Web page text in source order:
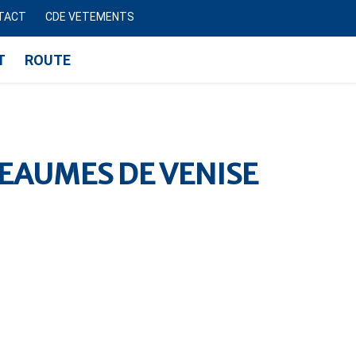
CDE VETEMENTS
ROUTE
DE VENISE